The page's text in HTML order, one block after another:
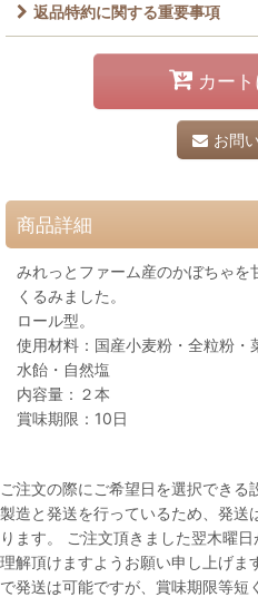
返品特約に関する重要事項
カー
お問
商品詳細
みれっとファーム産のかぼちゃを
くるみました。
ロール型。
使用材料：国産小麦粉・全粒粉
水飴・自然塩
内容量：２本
賞味期限：10日
ご注文の際にご希望日を選択でき
製造と発送を行っているため、発送
ります。 ご注文頂きました翌木曜
理解頂けますようお願い申し上げ
で発送は可能ですが、賞味期限等短